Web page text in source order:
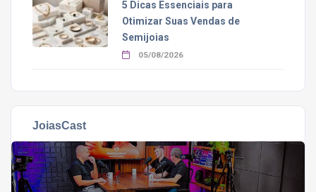
5 Dicas Essenciais para
Otimizar Suas Vendas de
Semijoias
05/08/2026
JoiasCast